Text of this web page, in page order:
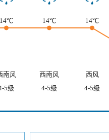
14℃ 14℃ 14℃
南风 西南风 西风
5级 4-5级 4-5级